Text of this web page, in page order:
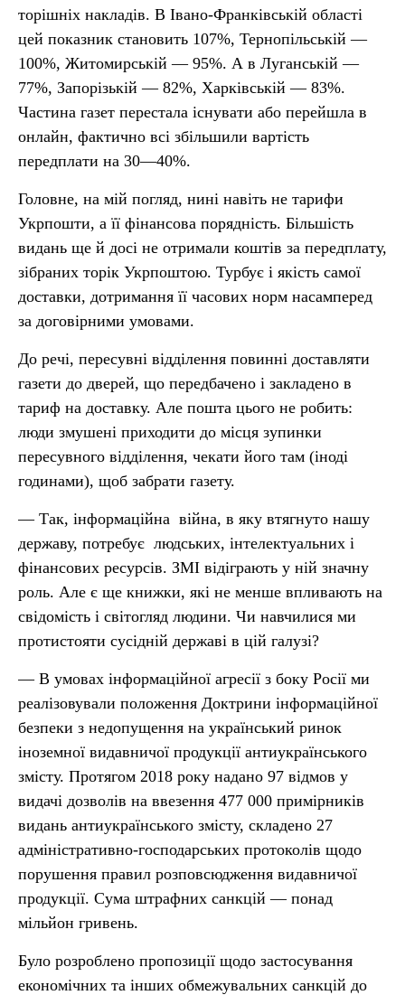
торішніх накладів. В Івано-Франківській області
цей показник становить 107%, Тернопільській —
100%, Житомирській — 95%. А в Луганській —
77%, Запорізькій — 82%, Харківській — 83%.
Частина газет перестала існувати або перейшла в
онлайн, фактично всі збільшили вартість
передплати на 30—40%.
Головне, на мій погляд, нині навіть не тарифи
Укрпошти, а її фінансова порядність. Більшість
видань ще й досі не отримали коштів за передплату,
зібраних торік Укрпоштою. Турбує і якість самої
доставки, дотримання її часових норм насамперед
за договірними умовами.
До речі, пересувні відділення повинні доставляти
газети до дверей, що передбачено і закладено в
тариф на доставку. Але пошта цього не робить:
люди змушені приходити до місця зупинки
пересувного відділення, чекати його там (іноді
годинами), щоб забрати газету.
— Так, інформаційна війна, в яку втягнуто нашу
державу, потребує людських, інтелектуальних і
фінансових ресурсів. ЗМІ відіграють у ній значну
роль. Але є ще книжки, які не менше впливають на
свідомість і світогляд людини. Чи навчилися ми
протистояти сусідній державі в цій галузі?
— В умовах інформаційної агресії з боку Росії ми
реалізовували положення Доктрини інформаційної
безпеки з недопущення на український ринок
іноземної видавничої продукції антиукраїнського
змісту. Протягом 2018 року надано 97 відмов у
видачі дозволів на ввезення 477 000 примірників
видань антиукраїнського змісту, складено 27
адміністративно-господарських протоколів щодо
порушення правил розповсюдження видавничої
продукції. Сума штрафних санкцій — понад
мільйон гривень.
Було розроблено пропозиції щодо застосування
економічних та інших обмежувальних санкцій до